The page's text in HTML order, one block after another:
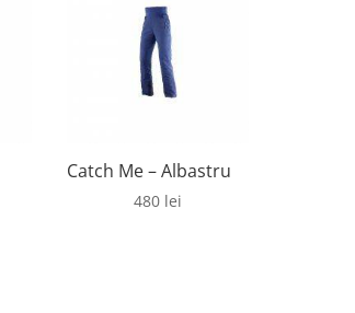
Catch Me – Albastru
480 lei